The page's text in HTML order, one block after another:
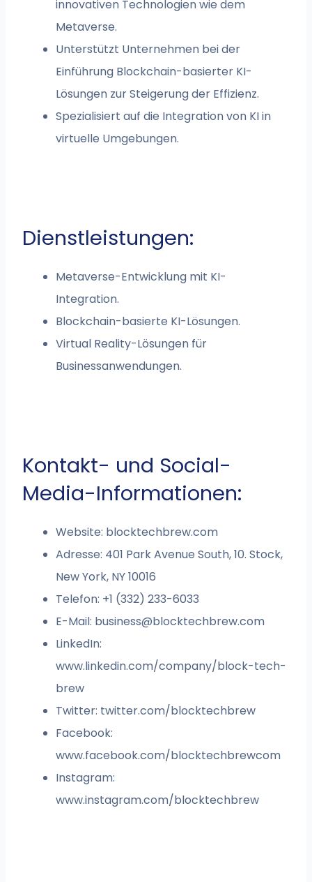
innovativen Technologien wie dem
Metaverse.
Unterstützt Unternehmen bei der
Einführung Blockchain-basierter KI-
Lösungen zur Steigerung der Effizienz.
Spezialisiert auf die Integration von KI in
virtuelle Umgebungen.
Dienstleistungen:
Metaverse-Entwicklung mit KI-
Integration.
Blockchain-basierte KI-Lösungen.
Virtual Reality-Lösungen für
Businessanwendungen.
Kontakt- und Social-
Media-Informationen:
Website: blocktechbrew.com
Adresse: 401 Park Avenue South, 10. Stock,
New York, NY 10016
Telefon: +1 (332) 233-6033
E-Mail: business@blocktechbrew.com
LinkedIn:
www.linkedin.com/company/block-tech-
brew
Twitter: twitter.com/blocktechbrew
Facebook:
www.facebook.com/blocktechbrewcom
Instagram:
www.instagram.com/blocktechbrew